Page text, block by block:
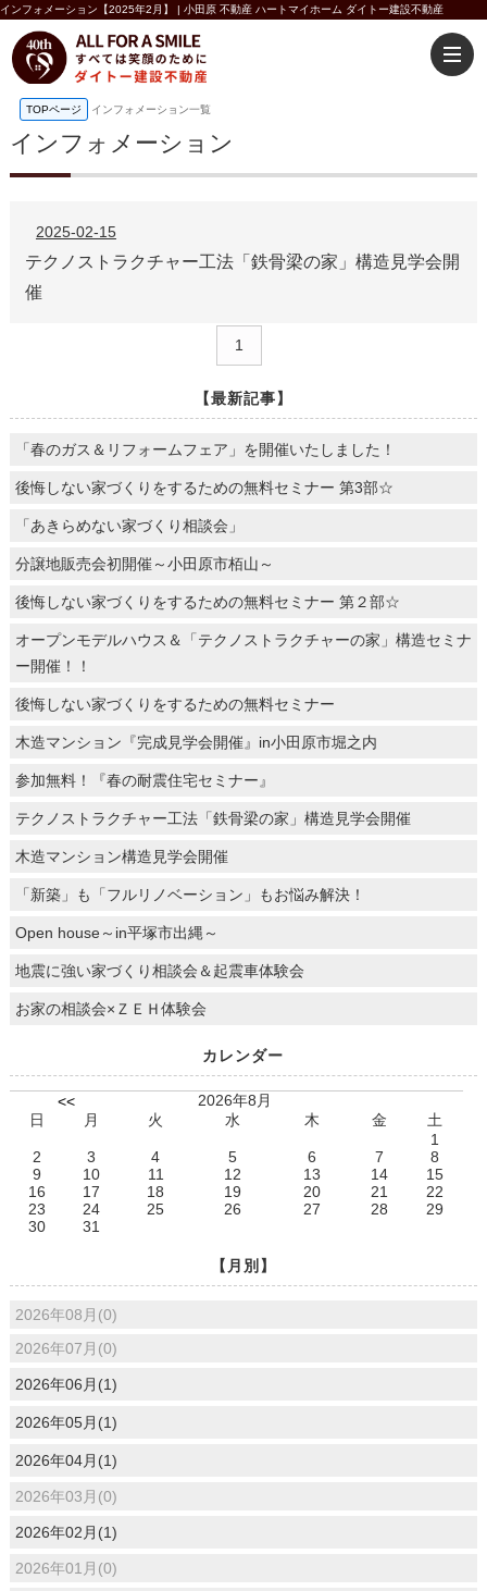
インフォメーション【2025年2月】 | 小田原 不動産 ハートマイホーム ダイトー建設不動産
TOPページ インフォメーション一覧
インフォメーション
2025-02-15
テクノストラクチャー工法「鉄骨梁の家」構造見学会開
催
1
【最新記事】
「春のガス＆リフォームフェア」を開催いたしました！
後悔しない家づくりをするための無料セミナー 第3部☆
「あきらめない家づくり相談会」
分譲地販売会初開催～小田原市栢山～
後悔しない家づくりをするための無料セミナー 第２部☆
オープンモデルハウス＆「テクノストラクチャーの家」構造セミナ
ー開催！！
後悔しない家づくりをするための無料セミナー
木造マンション『完成見学会開催』in小田原市堀之内
参加無料！『春の耐震住宅セミナー』
テクノストラクチャー工法「鉄骨梁の家」構造見学会開催
木造マンション構造見学会開催
「新築」も「フルリノベーション」もお悩み解決！
Open house～in平塚市出縄～
地震に強い家づくり相談会＆起震車体験会
お家の相談会×ＺＥＨ体験会
カレンダー
<<
2026年8月
日
月 火 水 木 金
土
1
2
3 4 5 6 7
8
9
10 11 12 13 14
15
16
17 18 19 20 21
22
23
24 25 26 27 28
29
30
31
【月別】
2026年08月(0)
2026年07月(0)
2026年06月(1)
2026年05月(1)
2026年04月(1)
2026年03月(0)
2026年02月(1)
2026年01月(0)